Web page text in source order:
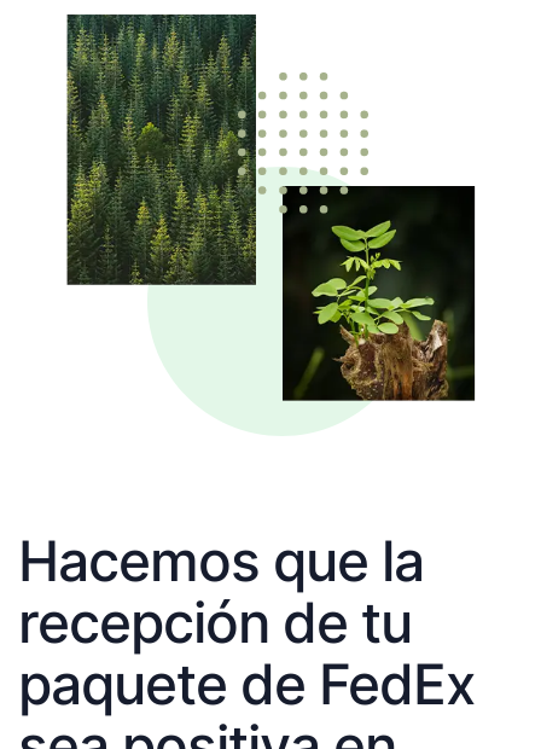
Hacemos que la
recepción de tu
paquete de FedEx